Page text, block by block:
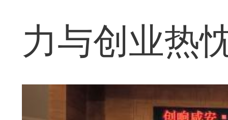
力与创业热